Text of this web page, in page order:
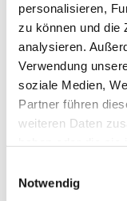
personalisieren,
zu können und die
analysieren.
Verwendung
soziale Medien,
Partner führen
weiteren Daten
Notwendig
Dies